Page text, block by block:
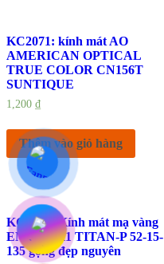
KC2071: kính mát AO
AMERICAN OPTICAL
TRUE COLOR CN156T
SUNTIQUE
1,200 ₫
Thêm vào giỏ hàng
KC4267: Kính mát mạ vàng
ENON 7511 TITAN-P 52-15-
135 gọng đẹp nguyên